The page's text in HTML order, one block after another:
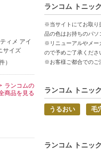
【こんな方へおす
肌の乾燥やトーン
低刺激で安心のス
中文的商品説
【JAN/
ランコム トニッ
※当サイトにてお取り
品の色はお持ちのパソ
※リニューアルやメー
ので予めご了承くださ
※お客様ご都合でのご
ランコム トニッ
うるおい 毛
ランコム トニッ
ィメ アイ
サイズ
）
ランコムの
商品を見る